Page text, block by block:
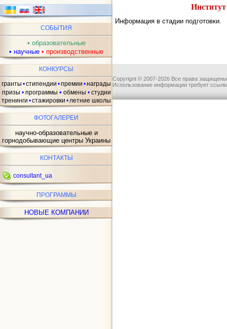
СОБЫТИЯ
• образовательные
• научные • производственные
КОНКУРСЫ
гранты •стипендии •премии •награды
призы • программы • обмены • студии
тренинги •стажировки •летние школы
ФОТОГАЛЕРЕИ
научно-образовательные и
горнодобывающие центры Украины
КОНТАКТЫ
consultant_ua
ПРОГРАММЫ
НОВЫЕ КОМПАНИИ
Информация в стадии подготовки.
Copyrignt © 2007-2026 Все права
Использование информации требует